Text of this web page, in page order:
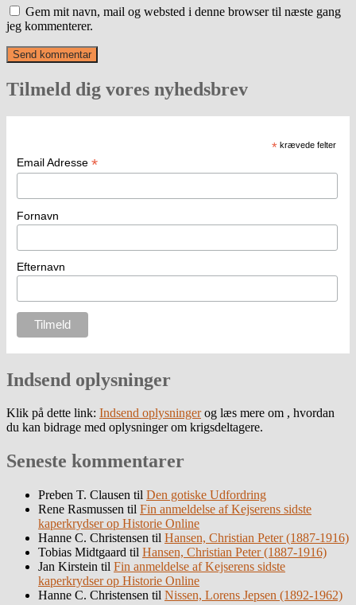
Gem mit navn, mail og websted i denne browser til næste gang
jeg kommenterer.
Tilmeld dig vores nyhedsbrev
* krævede felter
Email Adresse *
Fornavn
Efternavn
Indsend oplysninger
Klik på dette link: Indsend oplysningerog læs mere om , hvordan
du kan bidrage med oplysninger om krigsdeltagere.
Seneste kommentarer
Preben T. Clausen til Den gotiske Udfordring
Rene Rasmussen til Fin anmeldelse af Kejserens sidste
kaperkrydser op Historie Online
Hanne C. Christensen til Hansen, Christian Peter (1887-1916)
Tobias Midtgaard til Hansen, Christian Peter (1887-1916)
Jan Kirstein til Fin anmeldelse af Kejserens sidste
kaperkrydser op Historie Online
Hanne C. Christensen til Nissen, Lorens Jepsen (1892-1962)